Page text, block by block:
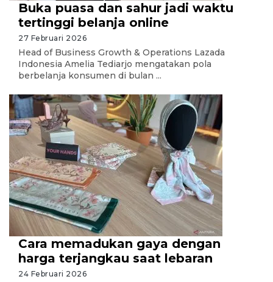
Buka puasa dan sahur jadi waktu
tertinggi belanja online
27 Februari 2026
Head of Business Growth & Operations Lazada
Indonesia Amelia Tediarjo mengatakan pola
berbelanja konsumen di bulan ...
Cara memadukan gaya dengan
harga terjangkau saat lebaran
24 Februari 2026